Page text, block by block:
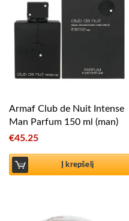
Armaf Club de Nuit Intense
Man Parfum 150 ml (man)
€45.25
Į krepšelį